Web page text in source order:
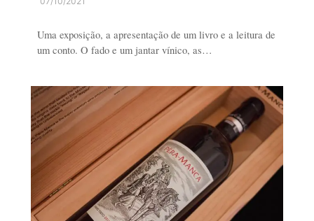
Uma exposição, a apresentação de um livro e a leitura de
um conto. O fado e um jantar vínico, as…